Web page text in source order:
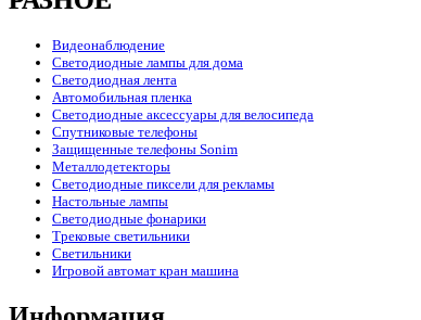
Видеонаблюдение
Светодиодные лампы для дома
Светодиодная лента
Автомобильная пленка
Светодиодные аксессуары для велосипеда
Спутниковые телефоны
Защищенные телефоны Sonim
Металлодетекторы
Светодиодные пиксели для рекламы
Настольные лампы
Светодиодные фонарики
Трековые светильники
Светильники
Игровой автомат кран машина